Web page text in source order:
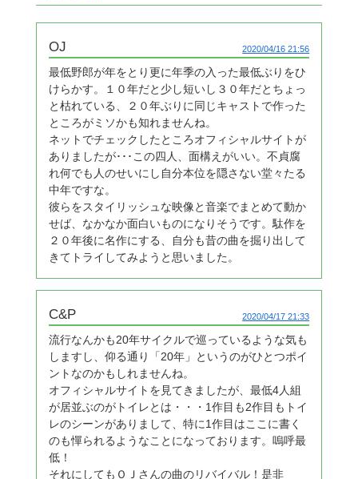
OJ 2020/04/16 21:56
最低野郎が年をとり更に年季の入った最低ぶりをひ
けらかす。１０年だと少し短いし３０年だとちょっ
と枯れている、２０年ぶりに同じキャストで作った
ところがミソかも知れませんね。
ネットでチェックしたところオフィシャルサイトが
ありましたが･･･この四人、面構えがいい。不貞腐
れ何でも人のせいにし自分本位を隠さない堂々たる
中年ですな。
彼らをスタイリッシュな映像と音楽でまとめて動か
せば、なかなか面白いものになりそうです。駄作を
２０年後に名作にする、自分も昔の曲を掘り出して
きてトライしてみようと思いました。
C&P 2020/04/17 21:33
流行なんかも20年サイクルで巡っているような気も
しますし、仰る通り「20年」というのがひとつポイ
ントなのかもしれませんね。
オフィシャルサイトを見てきましたが、最低4人組
が居並ぶのがトイレとは・・・1作目も2作目もトイ
レのシーンがありまして、特に1作目はここに書く
のも憚られるようなことになっております。嗚呼最
低！
それにしてもＯＪさんの曲のリバイバル！是非